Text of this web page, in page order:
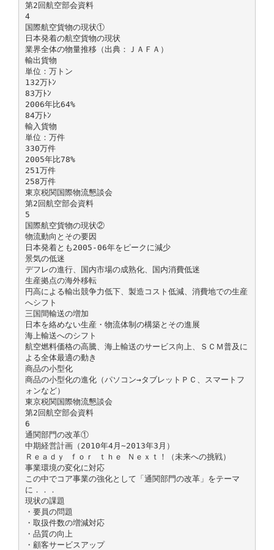
第2回航空部会資料
4
国際航空貨物の現状①
日本発着の航空貨物の現状
業界全体の物量推移（出典：ＪＡＦＡ）
輸出貨物
単位：万トン
132万ﾄﾝ
83万ﾄﾝ
2006年比64%
84万ﾄﾝ
輸入貨物
単位：万件
330万件
2005年比78%
251万件
258万件
東京税関国際物流懇談会
第2回航空部会資料
5
国際航空貨物の現状②
物流動向とその要因
日本発着とも2005-06年をピークに減少
景気の低迷
デフレの進行、国内市場の成熟化、国内消費低迷
生産拠点の海外移転
円高による輸出競争力低下、製造コスト低減、消費地での生産
へシフト
三国間輸送の増加
日本を絡めない生産・物流体制の構築とその進展
海上輸送へのシフト
航空燃料価格の高騰、海上輸送のサービス向上、ＳＣＭ普及に
よる全体最適の動き
商品の小型化
商品の小型化の進化（パソコン→タブレットＰＣ、スマートフ
ォンなど）
東京税関国際物流懇談会
第2回航空部会資料
6
通関部門の改革①
中期経営計画（2010年4月∼2013年3月）
Ｒｅａｄｙ ｆｏｒ ｔｈｅ Ｎｅｘｔ！（未来への挑戦）
事業環境の変化に対応
この中でコア事業の強化として「通関部門の改革」をテーマ
に．．．
現状の課題
・要員の問題
・取扱件数の増減対応
・品質の向上
・顧客サービスアップ